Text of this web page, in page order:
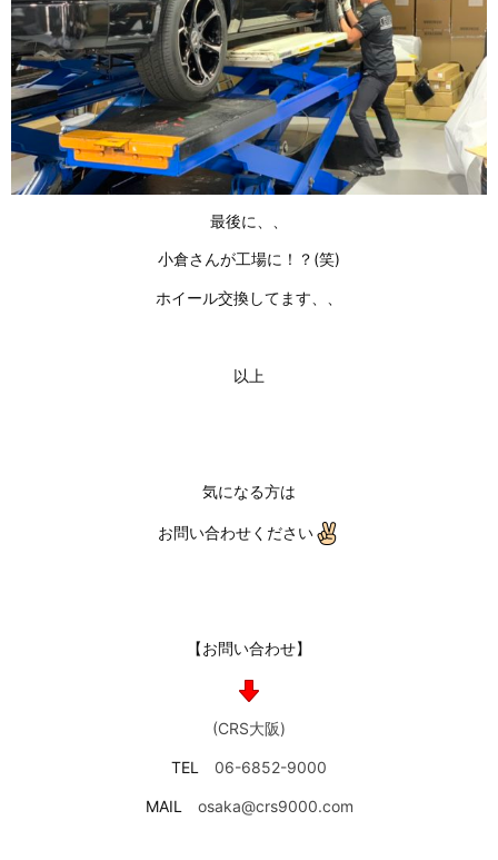
最後に、、
小倉さんが工場に！？(笑)
ホイール交換してます、、
以上
気になる方は
お問い合わせください
【お問い合わせ】
(CRS大阪)
TEL 06-6852-9000
MAIL osaka@crs9000.com